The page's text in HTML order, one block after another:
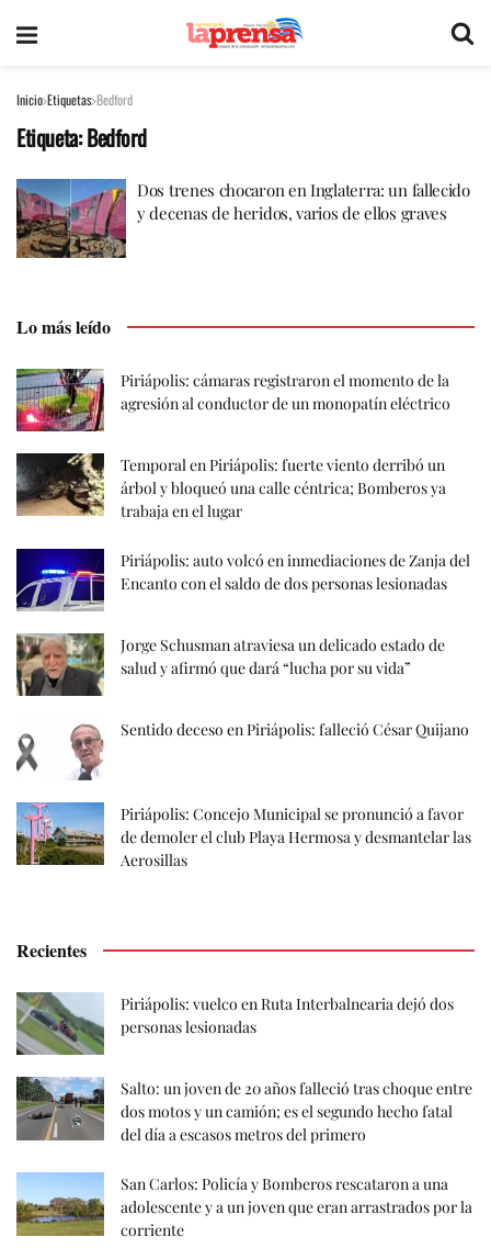
Inicio Etiquetas Bedford
Etiqueta:Bedford
Dos trenes chocaron en Inglaterra: un fallecido
y decenas de heridos, varios de ellos graves
Lo más leído
Piriápolis: cámaras registraron el momento de la
agresión al conductor de un monopatín eléctrico
Temporal en Piriápolis: fuerte viento derribó un
árbol y bloqueó una calle céntrica; Bomberos ya
trabaja en el lugar
Piriápolis: auto volcó en inmediaciones de Zanja del
Encanto con el saldo de dos personas lesionadas
Jorge Schusman atraviesa un delicado estado de
salud y afirmó que dará “lucha por su vida”
Sentido deceso en Piriápolis: falleció César Quijano
Piriápolis: Concejo Municipal se pronunció a favor
de demoler el club Playa Hermosa y desmantelar las
Aerosillas
Recientes
Piriápolis: vuelco en Ruta Interbalnearia dejó dos
personas lesionadas
Salto: un joven de 20 años falleció tras choque entre
dos motos y un camión; es el segundo hecho fatal
del día a escasos metros del primero
San Carlos: Policía y Bomberos rescataron a una
adolescente y a un joven que eran arrastrados por la
corriente